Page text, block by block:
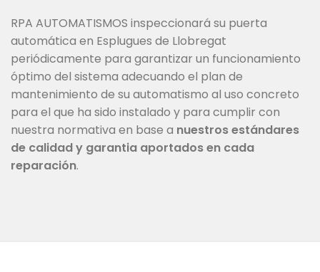
RPA AUTOMATISMOS inspeccionará su puerta
automática en Esplugues de Llobregat
periódicamente para garantizar un funcionamiento
óptimo del sistema adecuando el plan de
mantenimiento de su automatismo al uso concreto
para el que ha sido instalado y para cumplir con
nuestra normativa en base a nuestros estándares
de calidad y garantia aportados en cada
reparación.